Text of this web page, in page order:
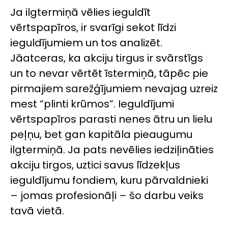
Ja ilgtermiņā vēlies ieguldīt
vērtspapīros, ir svarīgi sekot līdzi
ieguldījumiem un tos analizēt.
Jāatceras, ka akciju tirgus ir svārstīgs
un to nevar vērtēt īstermiņā, tāpēc pie
pirmajiem sarežģījumiem nevajag uzreiz
mest “plinti krūmos”. Ieguldījumi
vērtspapīros parasti nenes ātru un lielu
peļņu, bet gan kapitāla pieaugumu
ilgtermiņā. Ja pats nevēlies iedziļināties
akciju tirgos, uztici savus līdzekļus
ieguldījumu fondiem, kuru pārvaldnieki
– jomas profesionāļi – šo darbu veiks
tavā vietā.